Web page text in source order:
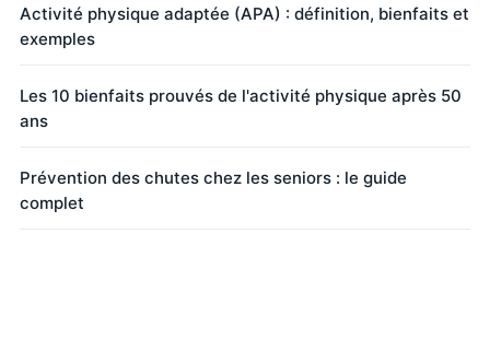
Activité physique adaptée (APA) : définition, bienfaits et
exemples
Les 10 bienfaits prouvés de l'activité physique après 50
ans
Prévention des chutes chez les seniors : le guide
complet